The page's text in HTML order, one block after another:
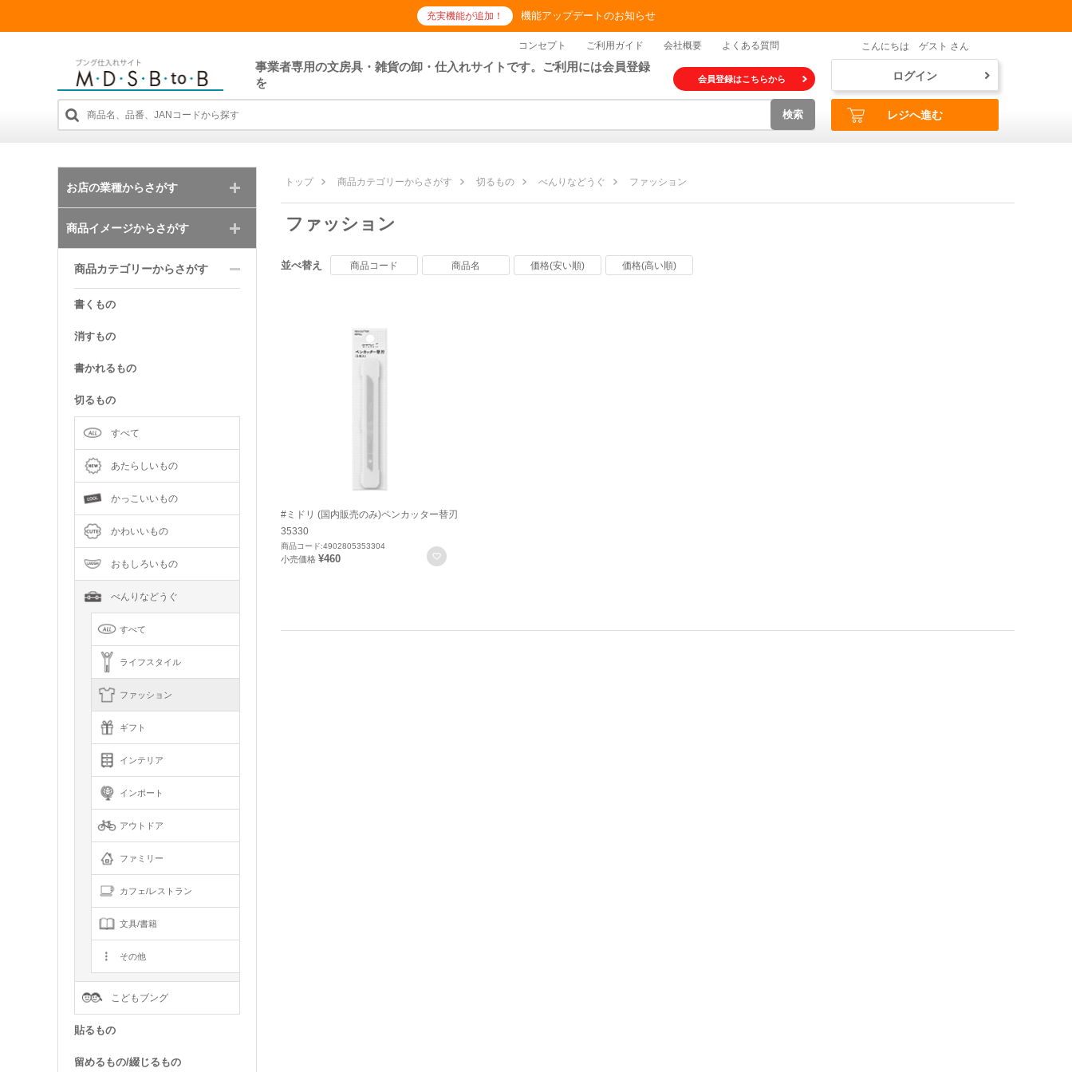
充実機能が追加！ 機能アップデートのお知らせ
コンセプト ご利用ガイド 会社概要 よくある質問
事業者専用の文房具・雑貨の卸・仕入れサイトです。ご利用には会員登録
を
会員登録はこちらから
検索
こんにちは ゲスト さん
ログイン
レジへ進む
トップ 商品カテゴリーからさがす 切るもの べんりなどうぐ ファッション
ファッション
並べ替え 商品コード 商品名 価格(安い順) 価格(高い順)
#ミドリ (国内販売のみ)ペンカッター替刃
35330
商品コード:4902805353304
小売価格 ¥460 お気に入りに登録
お店の業種からさがす
商品イメージからさがす
商品カテゴリーからさがす
書くもの
消すもの
書かれるもの
切るもの
すべて
あたらしいもの
かっこいいもの
かわいいもの
おもしろいもの
べんりなどうぐ
すべて
ライフスタイル
ファッション
ギフト
インテリア
インポート
アウトドア
ファミリー
カフェ/レストラン
文具/書籍
その他
こどもブング
貼るもの
留めるもの/綴じるもの